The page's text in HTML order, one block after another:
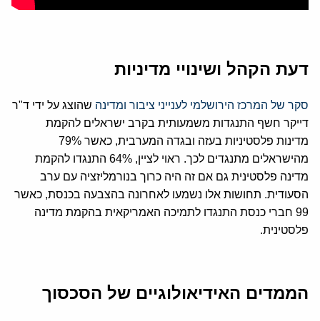
דעת הקהל ושינויי מדיניות
סקר של המרכז הירושלמי לענייני ציבור ומדינה שהוצג על ידי ד"ר
דייקר חשף התנגדות משמעותית בקרב ישראלים להקמת
מדינות פלסטיניות בעזה ובגדה המערבית, כאשר 79%
מהישראלים מתנגדים לכך. ראוי לציין, 64% התנגדו להקמת
מדינה פלסטינית גם אם זה היה כרוך בנורמליזציה עם ערב
הסעודית. תחושות אלו נשמעו לאחרונה בהצבעה בכנסת, כאשר
99 חברי כנסת התנגדו לתמיכה האמריקאית בהקמת מדינה
פלסטינית.
הממדים האידיאולוגיים של הסכסוך